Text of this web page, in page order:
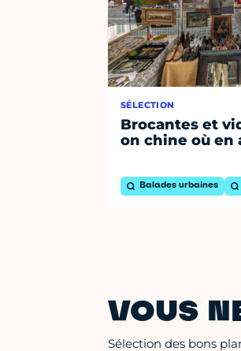
SÉLECTION
Brocantes et
on chine où en
Balades urbaines
VOUS
Sélection des bons